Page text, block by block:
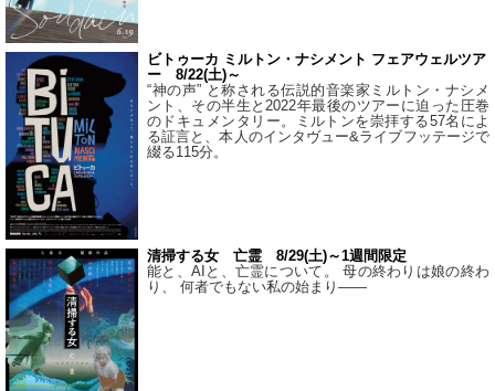
ビトゥーカ ミルトン・ナシメント フェアウェルツア
ー 8/22(土)～
“神の声” と称される伝説的音楽家ミルトン・ナシメ
ント、その半生と2022年最後のツアーに迫った圧巻
のドキュメンタリー。ミルトンを崇拝する57名によ
る証言と、本人のインタヴュー&ライブフッテージで
綴る115分。
清掃する女 亡霊 8/29(土)～1週間限定
能と、AIと、亡霊について。 母の終わりは娘の終わ
り、 何者でもない私の始まり――